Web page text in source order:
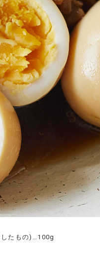
たもの)…100g